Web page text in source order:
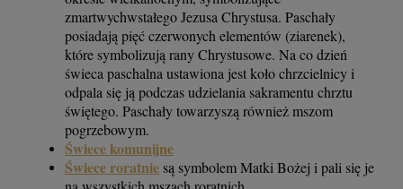
zmartwychwstałego Jezusa Chrystusa. Paschały
posiadają pięć czerwonych elementów (ziarenek),
które symbolizują rany Chrystusowe. Na co dzień
świeca paschalna ustawiona jest koło chrzcielnicy i
odpala się ją podczas udzielania sakramentu chrztu
świętego. Paschały towarzyszą również mszom
pogrzebowym.
Świece komunijne
Świece roratnie są symbolem Matki Bożej i pali się je